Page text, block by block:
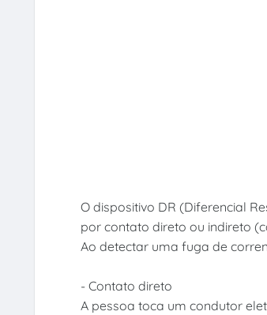
O dispositivo DR (Diferencial
por contato direto ou indireto
Ao detectar uma fuga de
- Contato direto
A pessoa toca um condutor